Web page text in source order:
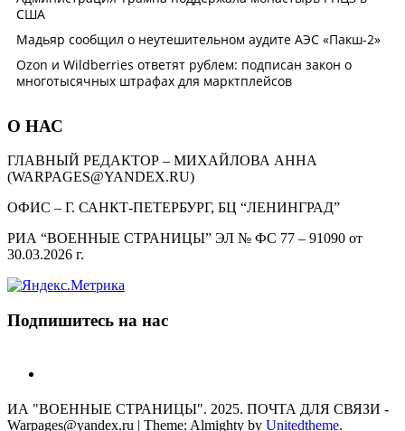
О НАС
ГЛАВНЫЙ РЕДАКТОР – МИХАЙЛОВА АННА
(WARPAGES@YANDEX.RU)
ОФИС – Г. САНКТ-ПЕТЕРБУРГ, БЦ “ЛЕНИНГРАД”
РИА “ВОЕННЫЕ СТРАНИЦЫ” ЭЛ № ФС 77 – 91090 от
30.03.2026 г.
Подпишитесь на нас
ИА "ВОЕННЫЕ СТРАНИЦЫ". 2025. ПОЧТА ДЛЯ СВЯЗИ -
Warpages@yandex.ru | Theme: Almighty by Unitedtheme.